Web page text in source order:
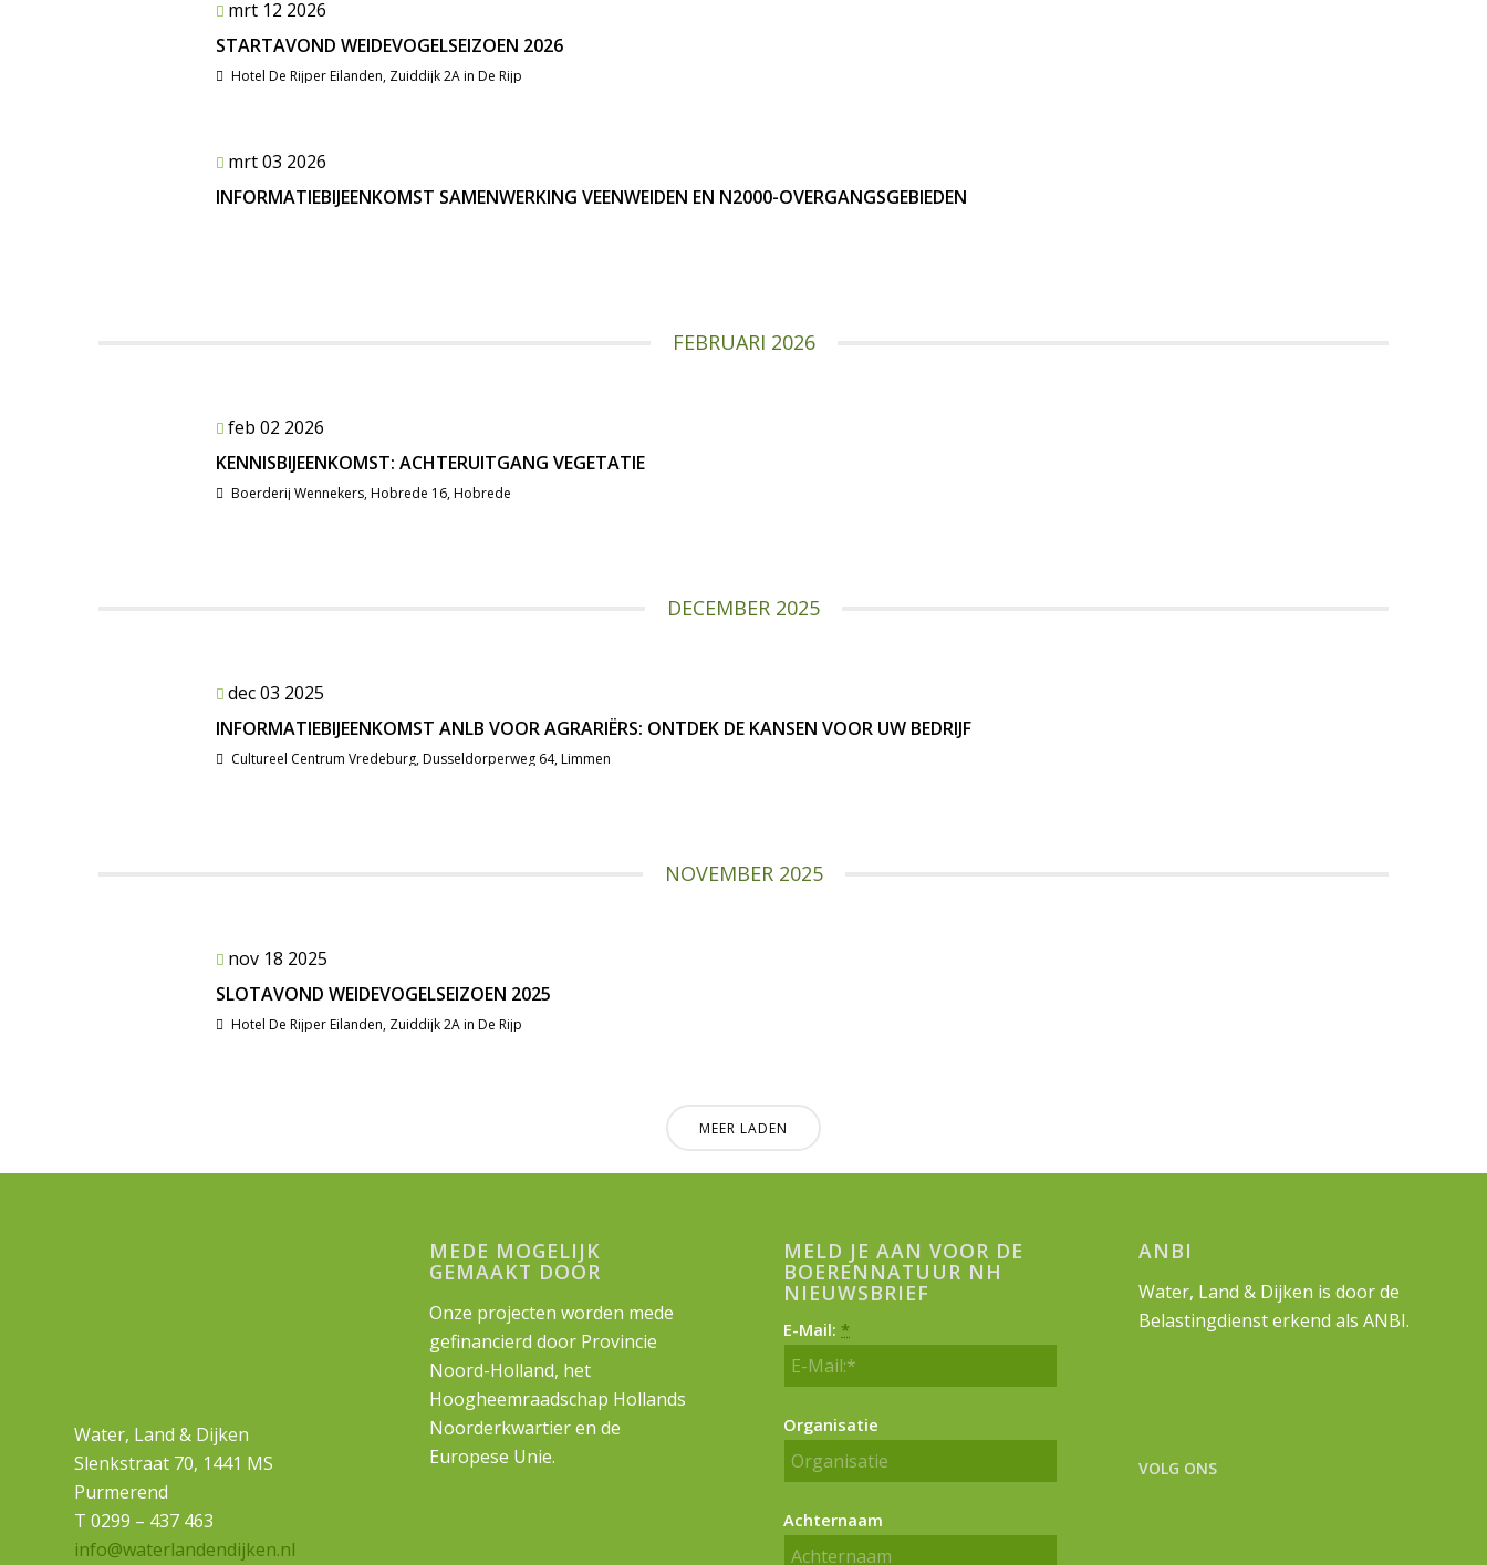
mrt 12 2026
STARTAVOND WEIDEVOGELSEIZOEN 2026
Hotel De Rijper Eilanden, Zuiddijk 2A in De Rijp
mrt 03 2026
INFORMATIEBIJEENKOMST SAMENWERKING VEENWEIDEN EN N2000-OVERGANGSGEBIEDEN
FEBRUARI 2026
feb 02 2026
KENNISBIJEENKOMST: ACHTERUITGANG VEGETATIE
Boerderij Wennekers, Hobrede 16, Hobrede
DECEMBER 2025
dec 03 2025
INFORMATIEBIJEENKOMST ANLB VOOR AGRARIËRS: ONTDEK DE KANSEN VOOR UW BEDRIJF
Cultureel Centrum Vredeburg, Dusseldorperweg 64, Limmen
NOVEMBER 2025
nov 18 2025
SLOTAVOND WEIDEVOGELSEIZOEN 2025
Hotel De Rijper Eilanden, Zuiddijk 2A in De Rijp
MEER LADEN
Water, Land & Dijken
Slenkstraat 70, 1441 MS
Purmerend
T 0299 – 437 463
info@waterlandendijken.nl
MEDE MOGELIJK
GEMAAKT DOOR
Onze projecten worden mede
gefinancierd door Provincie
Noord-Holland, het
Hoogheemraadschap Hollands
Noorderkwartier en de
Europese Unie.
MELD JE AAN VOOR DE
BOERENNATUUR NH
NIEUWSBRIEF
E-Mail: *
Organisatie
Achternaam
ANBI
Water, Land & Dijken is door de
Belastingdienst erkend als ANBI.
VOLG ONS